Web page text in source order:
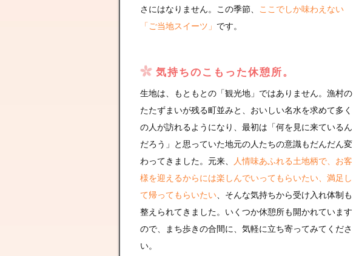
さにはなりません。この季節、
ここでしか味わえない
「ご当地スイーツ」 です。
気持ちのこもった休憩所。
生地は、もともとの「観光地」ではありません。漁村の
たたずまいが残る町並みと、おいしい名水を求めて多く
の人が訪れるようになり、最初は「何を見に来ているん
だろう」と思っていた地元の人たちの意識もだんだん変
わってきました。元来、
人情味あふれる土地柄で、お客
様を迎えるからには楽しんでいってもらいたい、満足し
て帰ってもらいたい 、そんな気持ちから受け入れ体制も
整えられてきました。いくつか休憩所も開かれています
ので、まち歩きの合間に、気軽に立ち寄ってみてくださ
い。